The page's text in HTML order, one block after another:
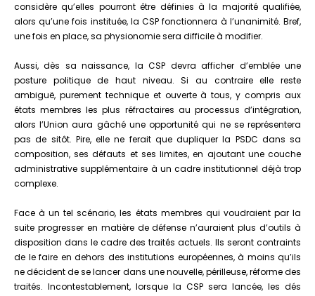
considère qu’elles pourront être définies à la majorité qualifiée,
alors qu’une fois instituée, la CSP fonctionnera à l’unanimité. Bref,
une fois en place, sa physionomie sera difficile à modifier.
Aussi, dès sa naissance, la CSP devra afficher d’emblée une
posture politique de haut niveau. Si au contraire elle reste
ambiguë, purement technique et ouverte à tous, y compris aux
états membres les plus réfractaires au processus d’intégration,
alors l’Union aura gâché une opportunité qui ne se représentera
pas de sitôt. Pire, elle ne ferait que dupliquer la PSDC dans sa
composition, ses défauts et ses limites, en ajoutant une couche
administrative supplémentaire à un cadre institutionnel déjà trop
complexe.
Face à un tel scénario, les états membres qui voudraient par la
suite progresser en matière de défense n’auraient plus d’outils à
disposition dans le cadre des traités actuels. Ils seront contraints
de le faire en dehors des institutions européennes, à moins qu’ils
ne décident de se lancer dans une nouvelle, périlleuse, réforme des
traités. Incontestablement, lorsque la CSP sera lancée, les dés